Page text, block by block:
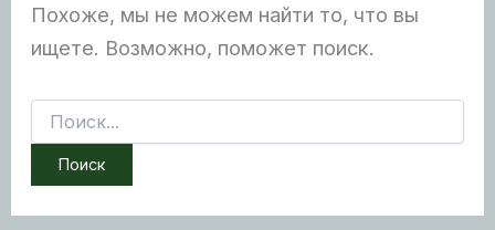
Похоже, мы не можем найти то, что вы
ищете. Возможно, поможет поиск.
Поиск: